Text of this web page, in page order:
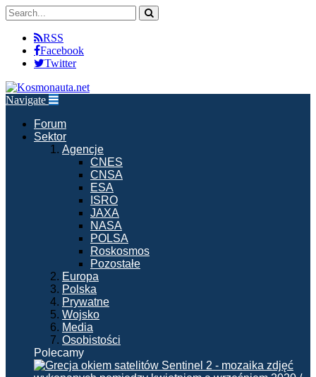
RSS
Facebook
Twitter
Navigate
Forum
Sektor
Agencje
CNES
CNSA
ESA
ISRO
JAXA
NASA
POLSA
Roskosmos
Pozostałe
Europa
Polska
Prywatne
Wojsko
Media
Osobistości
Polecamy